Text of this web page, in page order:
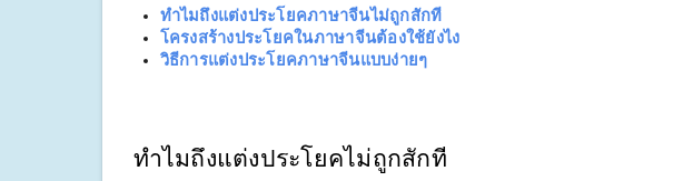
ทำไมถึงแต่งประโยคภาษาจีนไม่ถูกสักที
โครงสร้างประโยคในภาษาจีนต้องใช้ยังไง
วิธีการแต่งประโยคภาษาจีนแบบง่ายๆ
ทำไมถึงแต่งประโยคไม่ถูกสักที